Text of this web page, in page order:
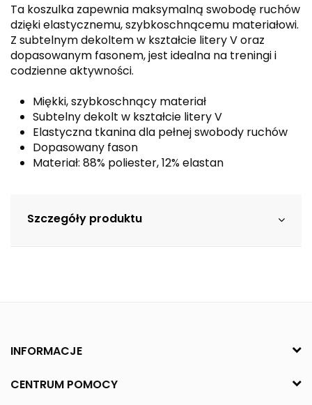
Ta koszulka zapewnia maksymalną swobodę ruchów
dzięki elastycznemu, szybkoschnącemu materiałowi.
Z subtelnym dekoltem w kształcie litery V oraz
dopasowanym fasonem, jest idealna na treningi i
codzienne aktywności.
Miękki, szybkoschnący materiał
Subtelny dekolt w kształcie litery V
Elastyczna tkanina dla pełnej swobody ruchów
Dopasowany fason
Materiał: 88% poliester, 12% elastan
Szczegóły produktu
INFORMACJE
CENTRUM POMOCY